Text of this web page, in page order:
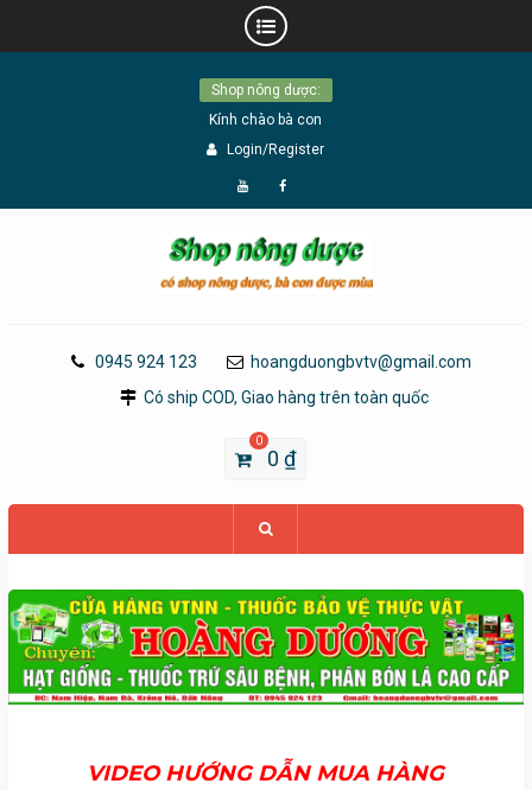
Shop nông dược:
Kính chào bà con
Login/Register
Đăng
YouTube
Page
0945 924 123
hoangduongbvtv@gmail.com
Có ship COD, Giao hàng trên toàn quốc
0
0₫
VIDEO HƯỚNG DẪN MUA HÀNG